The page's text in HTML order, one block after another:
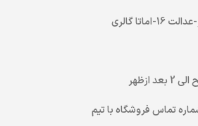
گالری
تماسفروشگاه با تیم